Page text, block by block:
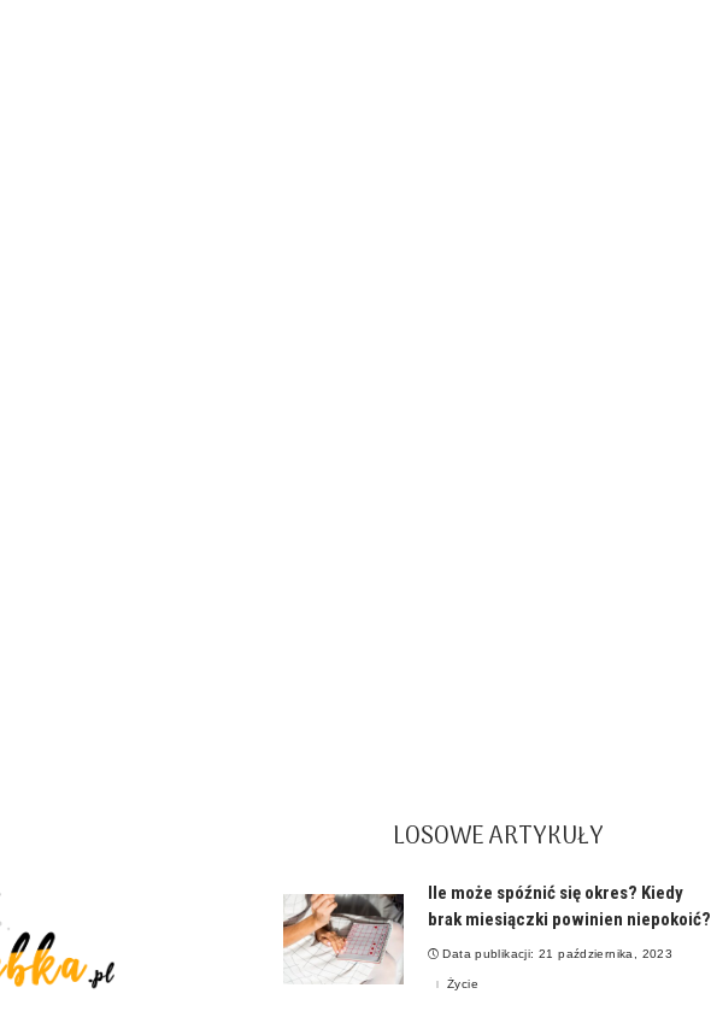
LOSOWE ARTYKUŁY
Ile może spóźnić się okres? Kiedy
brak miesiączki powinien niepokoić?
Data publikacji: 21 października, 2023
Życie